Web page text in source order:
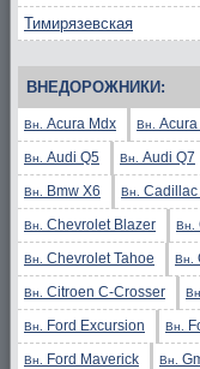
Тимирязевская
ВНЕДОРОЖНИКИ:
Вн. Acura Mdx Вн.
Вн. Audi Q5 Вн. Audi Q7
Вн. Bmw X6 Вн. Cadillac
Вн. Chevrolet Blazer Вн.
Вн. Chevrolet Tahoe Вн.
Вн. Citroen C-Crosser Вн.
Вн. Ford Excursion Вн.
Вн. Ford Maverick Вн.